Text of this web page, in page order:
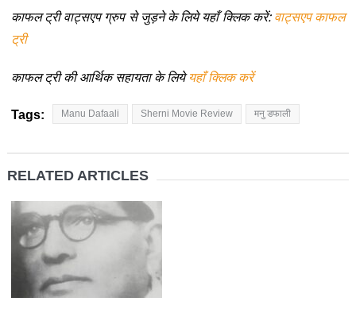
काफल ट्री वाट्सएप ग्रुप से जुड़ने के लिये यहाँ क्लिक करें:वाट्सएप काफल
ट्री
काफल ट्री की आर्थिक सहायता के लियेयहाँ क्लिक करें
Tags: Manu Dafaali Sherni Movie Review मनु डफाली
RELATED ARTICLES